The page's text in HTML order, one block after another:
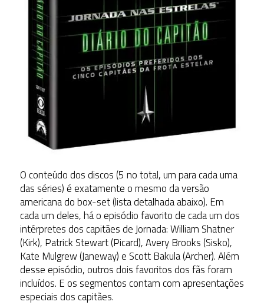
O conteúdo dos discos (5 no total, um para cada uma
das séries) é exatamente o mesmo da versão
americana do box-set (lista detalhada abaixo). Em
cada um deles, há o episódio favorito de cada um dos
intérpretes dos capitães de Jornada: William Shatner
(Kirk), Patrick Stewart (Picard), Avery Brooks (Sisko),
Kate Mulgrew (Janeway) e Scott Bakula (Archer). Além
desse episódio, outros dois favoritos dos fãs foram
incluídos. E os segmentos contam com apresentações
especiais dos capitães.